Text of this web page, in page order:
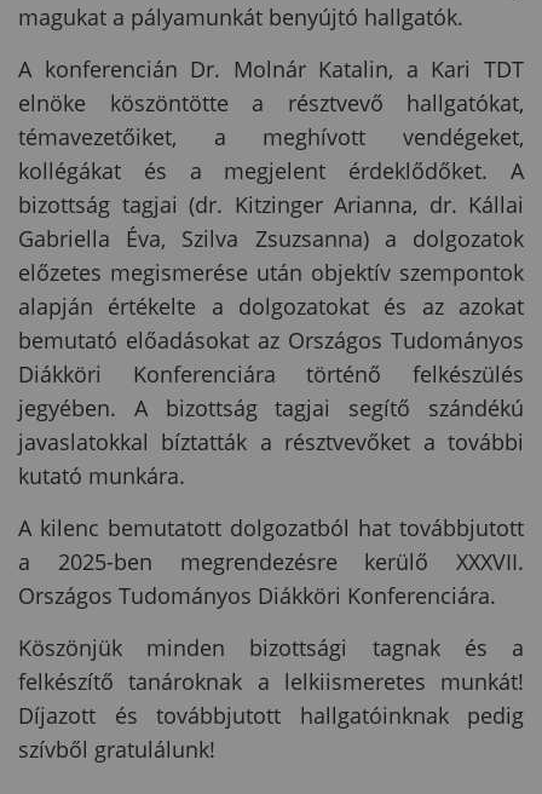
magukat a pályamunkát benyújtó hallgatók.
A konferencián Dr. Molnár Katalin, a Kari TDT
elnöke köszöntötte a résztvevő hallgatókat,
témavezetőiket, a meghívott vendégeket,
kollégákat és a megjelent érdeklődőket. A
bizottság tagjai (dr. Kitzinger Arianna, dr. Kállai
Gabriella Éva, Szilva Zsuzsanna) a dolgozatok
előzetes megismerése után objektív szempontok
alapján értékelte a dolgozatokat és az azokat
bemutató előadásokat az Országos Tudományos
Diákköri Konferenciára történő felkészülés
jegyében. A bizottság tagjai segítő szándékú
javaslatokkal bíztatták a résztvevőket a további
kutató munkára.
A kilenc bemutatott dolgozatból hat továbbjutott
a 2025-ben megrendezésre kerülő XXXVII.
Országos Tudományos Diákköri Konferenciára.
Köszönjük minden bizottsági tagnak és a
felkészítő tanároknak a lelkiismeretes munkát!
Díjazott és továbbjutott hallgatóinknak pedig
szívből gratulálunk!